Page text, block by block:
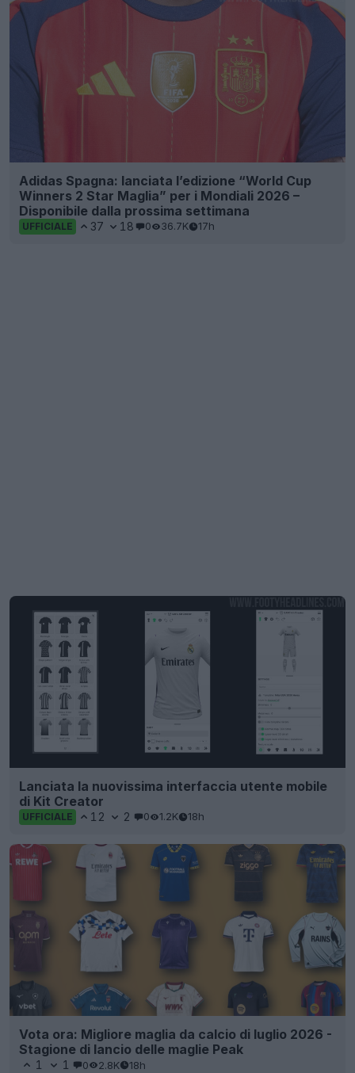
Adidas Spagna: lanciata l’edizione “World Cup
Winners 2 Star Maglia” per i Mondiali 2026 –
Disponibile dalla prossima settimana
UFFICIALE 37 18 0 36.7K 17h
Lanciata la nuovissima interfaccia utente mobile
di Kit Creator
UFFICIALE 12 2 0 1.2K 18h
Vota ora: Migliore maglia da calcio di luglio 2026 -
Stagione di lancio delle maglie Peak
1 1 0 2.8K 18h